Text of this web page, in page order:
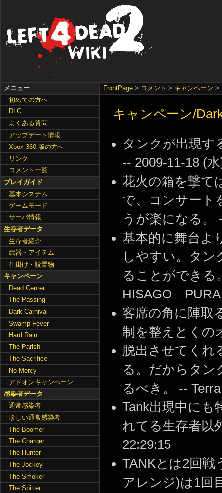
FrontPage > コメント > キャンペーン >
キャンペーン/
タンクが出現す
-- 2009-11-18 (
花火の箱を撃て
で、コンサート
うが楽になる。
基本的に舞台よ
しやすい。タン
ることができる
HISAGO
客席の角に陣取
制を整えとくの
脱出させてくれ
る。だからタン
るべき。 --
Tank出現中に
れてる生存者以
22:29:15
TANKとは2回戦
アレンジ)は1回
メニュー
初めての方へ
DLC
よくある質問
アップデート情報
Xbox 360 版の方へ
リンク
コメント一覧
プレイガイド
基本システム
ゲームモード
サーバ情報
生存者データ
生存者紹介
武器・アイテム
仕掛け・設置物
キャンペーン
Dead Center
The Passing
Dark Carnival
Swamp Fever
Hard Rain
The Parish
The Sacrifice
No Mercy
アドオンキャンペーン
感染者データ
通常感染者
珍しい通常感染者
The Boomer
The Charger
The Hunter
The Jockey
The Smoker
The Spitter